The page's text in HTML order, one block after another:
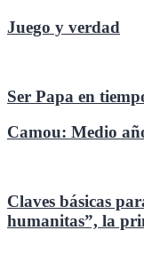
Juego y verdad
Ser Papa en
Camou: Medio
Claves básicas
humanitas”, la